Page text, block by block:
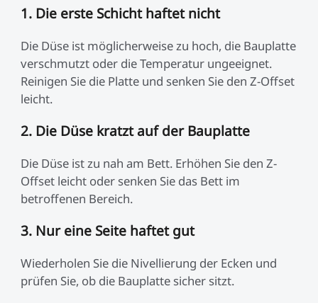
1. Die erste Schicht haftet nicht
Die Düse ist möglicherweise zu hoch, die Bauplatte
verschmutzt oder die Temperatur ungeeignet.
Reinigen Sie die Platte und senken Sie den Z-Offset
leicht.
2. Die Düse kratzt auf der Bauplatte
Die Düse ist zu nah am Bett. Erhöhen Sie den Z-
Offset leicht oder senken Sie das Bett im
betroffenen Bereich.
3. Nur eine Seite haftet gut
Wiederholen Sie die Nivellierung der Ecken und
prüfen Sie, ob die Bauplatte sicher sitzt.